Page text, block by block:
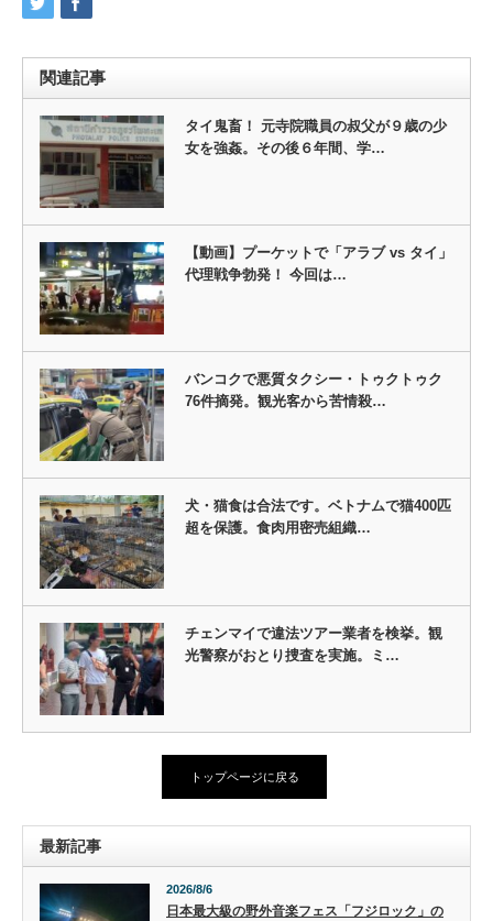
関連記事
タイ鬼畜！ 元寺院職員の叔父が９歳の少
女を強姦。その後６年間、学…
【動画】プーケットで「アラブ vs タイ」
代理戦争勃発！ 今回は…
バンコクで悪質タクシー・トゥクトゥク
76件摘発。観光客から苦情殺…
犬・猫食は合法です。ベトナムで猫400匹
超を保護。食肉用密売組織…
チェンマイで違法ツアー業者を検挙。観
光警察がおとり捜査を実施。ミ…
トップページに戻る
最新記事
2026/8/6
日本最大級の野外音楽フェス「フジロック」の